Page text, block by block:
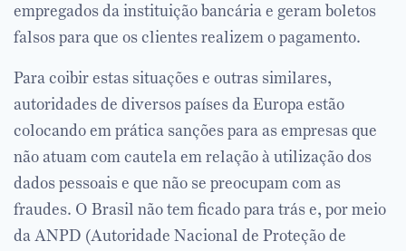
empregados da instituição bancária e geram boletos
falsos para que os clientes realizem o pagamento.
Para coibir estas situações e outras similares,
autoridades de diversos países da Europa estão
colocando em prática sanções para as empresas que
não atuam com cautela em relação à utilização dos
dados pessoais e que não se preocupam com as
fraudes. O Brasil não tem ficado para trás e, por meio
da ANPD (Autoridade Nacional de Proteção de